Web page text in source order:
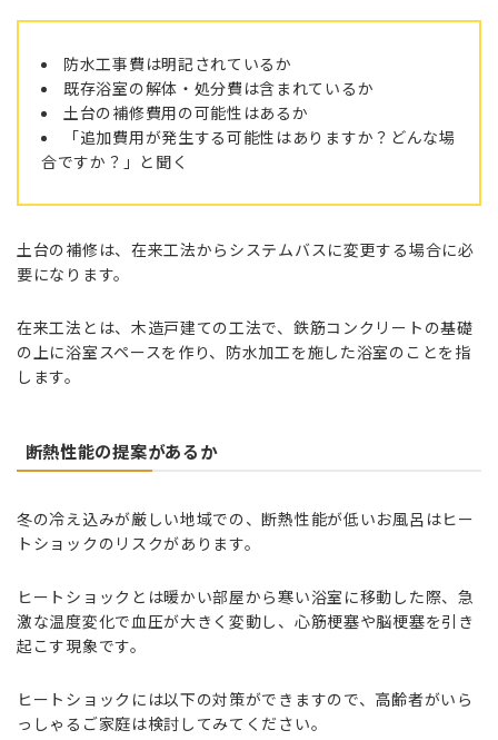
防水工事費は明記されているか
既存浴室の解体・処分費は含まれているか
土台の補修費用の可能性はあるか
「追加費用が発生する可能性はありますか？どんな場
合ですか？」と聞く
土台の補修は、在来工法からシステムバスに変更する場合に必
要になります。
在来工法とは、木造戸建ての工法で、鉄筋コンクリートの基礎
の上に浴室スペースを作り、防水加工を施した浴室のことを指
します。
断熱性能の提案があるか
冬の冷え込みが厳しい地域での、断熱性能が低いお風呂はヒー
トショックのリスクがあります。
ヒートショックとは暖かい部屋から寒い浴室に移動した際、急
激な温度変化で血圧が大きく変動し、心筋梗塞や脳梗塞を引き
起こす現象です。
ヒートショックには以下の対策ができますので、高齢者がいら
っしゃるご家庭は検討してみてください。